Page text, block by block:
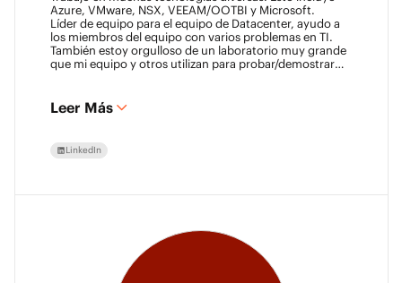
Azure, VMware, NSX, VEEAM/OOTBI y Microsoft.
Líder de equipo para el equipo de Datacenter, ayudo a
los miembros del equipo con varios problemas en TI.
También estoy orgulloso de un laboratorio muy grande
que mi equipo y otros utilizan para probar/demostrar
Leer Más
LinkedIn